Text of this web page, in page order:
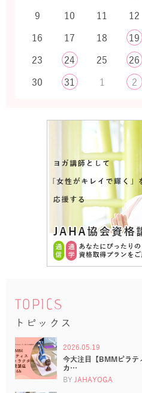
9
10 11 12
16
17 18 19
23
24 25 26
30
31 1 2
TOPICS
トピックス
2026.05.19
今大注目【BMMピラテ
カ…
BY JAHAYOGA